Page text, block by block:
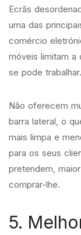
Ecrãs
uma das
comércio
móveis limitam
se pode trabalhar.
Não oferecem
barra lateral, o
mais limpa e
para os seus
pretendem,
comprar-lhe.
5.